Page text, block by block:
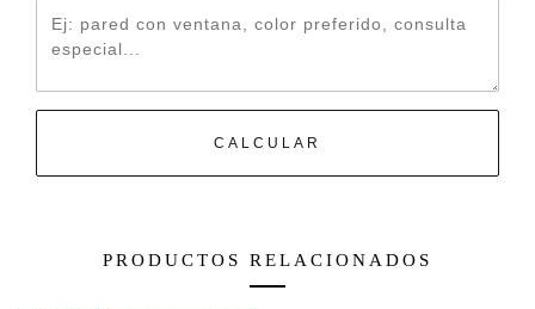
CALCULAR
PRODUCTOS RELACIONADOS